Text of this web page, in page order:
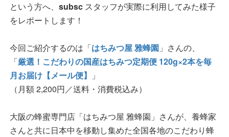
という方へ、 subsc スタッフが実際に利用してみた様子
をレポートします！
今回ご紹介するのは「はちみつ屋 雅蜂園 」さんの、
「厳選！こだわりの国産はちみつ定期便 120g×2本を毎
月お届け【メール便】
」
（月額 2,200円／送料・消費税込み）
大阪の蜂蜜専門店「はちみつ屋 雅蜂園」さんが、養蜂家
さんと共に日本中を移動し集めた全国各地のこだわり蜂